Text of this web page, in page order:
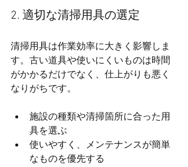
2. 適切な清掃用具の選定
清掃用具は作業効率に大きく影響しま
す。古い道具や使いにくいものは時間
がかかるだけでなく、仕上がりも悪く
なりがちです。
施設の種類や清掃箇所に合った用
具を選ぶ
使いやすく、メンテナンスが簡単
なものを優先する